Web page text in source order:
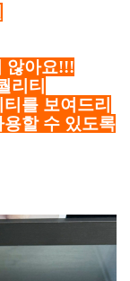
않아요!!!
리티
를 보여드리
할 수 있도록